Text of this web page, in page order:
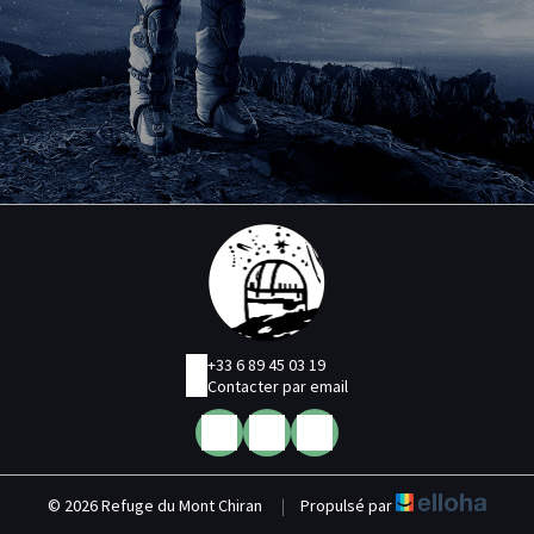
+33 6 89 45 03 19
Contacter par email
© 2026 Refuge du Mont Chiran | Propulsé par